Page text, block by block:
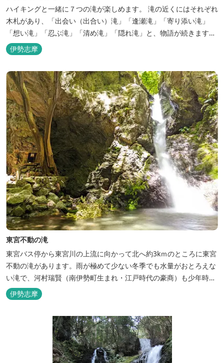
ハイキングと一緒に７つの滝が楽しめます。 滝の近くにはそれぞれ
木札があり、「出会い（出合い）滝」「逢瀬滝」「寄り添い滝」
「想い滝」「忍ぶ滝」「清め滝」「隠れ滝」と、物語が続きます。
水量は多くありませんが、渓谷の景色を見ながら気軽なハイキング
としても楽しめます。 （ルートのご参考） 県道719号、『七軒屋』
のほう...
伊勢志摩
東宮不動の滝
東宮バス停から東宮川の上流に向かって北へ約3kｍのところに東宮
不動の滝があります。雨が極めて少ない冬季でも水量がおとろえな
い滝で、河村瑞賢（南伊勢町生まれ・江戸時代の豪商）も少年時代
に母の病気が治るように祈願するため、何度も通ったといわれてい
ます。
伊勢志摩